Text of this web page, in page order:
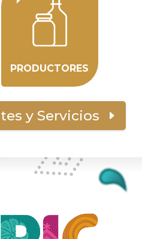
PRODUCTORES
y Servicios